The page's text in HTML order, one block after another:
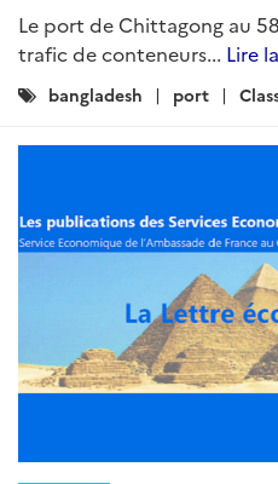
Le port de Chittagong au
trafic de conteneurs... Lire
Catégories
bangladesh port